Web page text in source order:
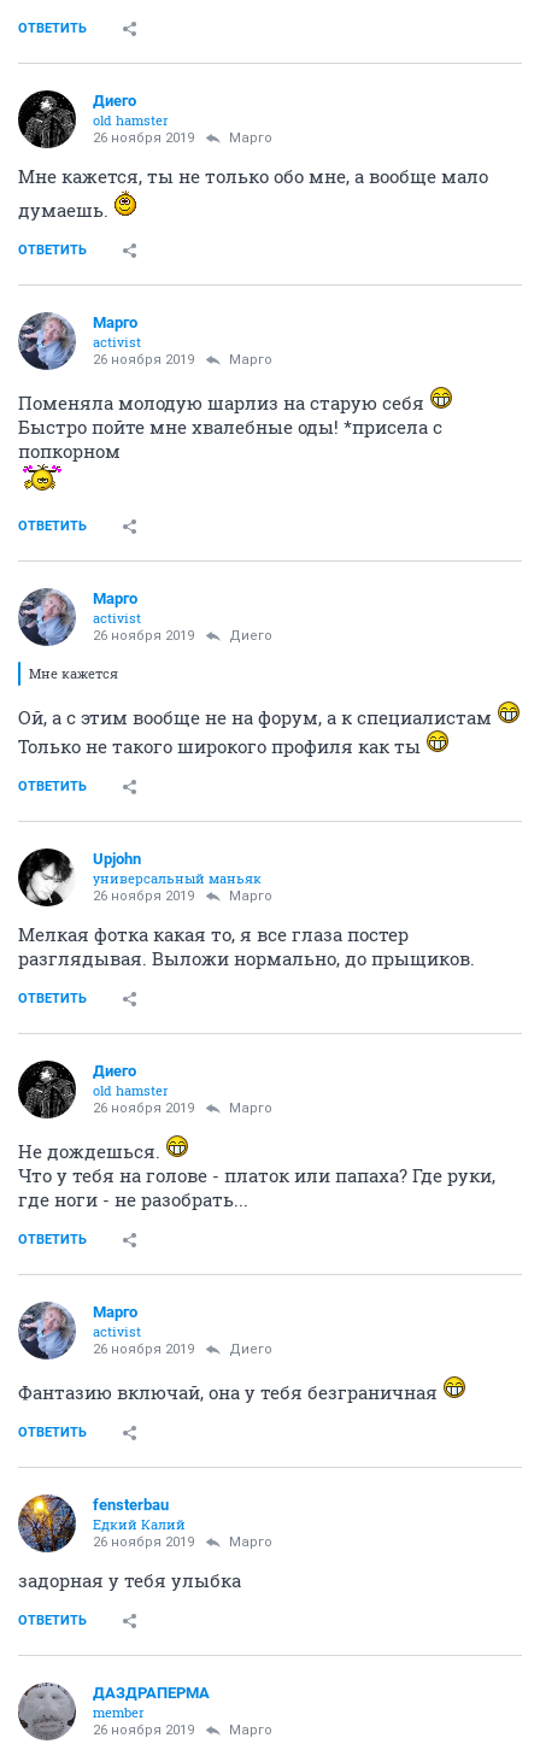
ОТВЕТИТЬ
Диего
old hamster
26 ноября 2019 Mаргo
Мне кажется, ты не только обо мне, а вообще мало
думаешь.
ОТВЕТИТЬ
Mаргo
activist
26 ноября 2019 Mаргo
Поменяла молодую шарлиз на старую себя
Быстро пойте мне хвалебные оды! *присела с
попкорном
ОТВЕТИТЬ
Mаргo
activist
26 ноября 2019 Диего
Мне кажется
Ой, а с этим вообще не на форум, а к специалистам
Только не такого широкого профиля как ты
ОТВЕТИТЬ
Upjohn
универсальный маньяк
26 ноября 2019 Mаргo
Мелкая фотка какая то, я все глаза постер
разглядывая. Выложи нормально, до прыщиков.
ОТВЕТИТЬ
Диего
old hamster
26 ноября 2019 Mаргo
Не дождешься.
Что у тебя на голове - платок или папаха? Где руки,
где ноги - не разобрать...
ОТВЕТИТЬ
Mаргo
activist
26 ноября 2019 Диего
Фантазию включай, она у тебя безграничная
ОТВЕТИТЬ
fensterbau
Едкий Калий
26 ноября 2019 Mаргo
задорная у тебя улыбка
ОТВЕТИТЬ
ДАЗДРАПЕРМА
member
26 ноября 2019 Mаргo